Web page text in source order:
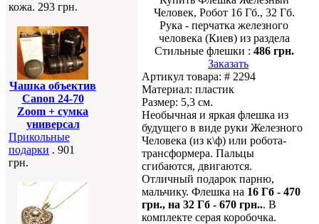
кожа. 293 грн.
Чашка объектив
Canon 24-70
Zoom + сумка
универсал
Прикольные
подарки . 901
грн.
Человек, Робот 16 Гб., 32 Гб.
Рука - перчатка железного
человека (Киев) из раздела
Стильные флешки : 486 грн.
Заказать
Артикул товара: # 2294
Материал: пластик
Размер: 5,3 см.
Необычная и яркая флешка из
будущего в виде руки Железного
Человека (из к\ф) или робота-
трансформера. Пальцы
сгибаются, двигаются.
Отличный подарок парню,
мальчику. Флешка на 16 Гб - 470
грн., на 32 Гб - 670 грн... В
комплекте серая коробочка.